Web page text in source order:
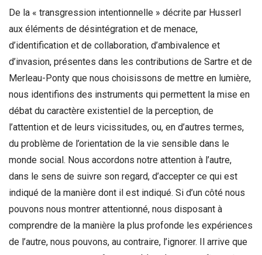
De la « transgression intentionnelle » décrite par Husserl
aux éléments de désintégration et de menace,
d’identification et de collaboration, d’ambivalence et
d’invasion, présentes dans les contributions de Sartre et de
Merleau-Ponty que nous choisissons de mettre en lumière,
nous identifions des instruments qui permettent la mise en
débat du caractère existentiel de la perception, de
l’attention et de leurs vicissitudes, ou, en d’autres termes,
du problème de l’orientation de la vie sensible dans le
monde social. Nous accordons notre attention à l’autre,
dans le sens de suivre son regard, d’accepter ce qui est
indiqué de la manière dont il est indiqué. Si d’un côté nous
pouvons nous montrer attentionné, nous disposant à
comprendre de la manière la plus profonde les expériences
de l’autre, nous pouvons, au contraire, l’ignorer. Il arrive que